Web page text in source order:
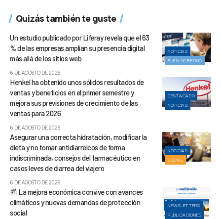
Quizás también te guste
NOTICIAS
BUEN GOBIERNO
Un estudio publicado por Liferay revela que el 63
% de las empresas amplían su presencia digital
más allá de los sitios web
6 DE AGOSTO DE 2026
DESTACADO
NOTICIAS
Henkel ha obtenido unos sólidos resultados de
ventas y beneficios en el primer semestre y
mejora sus previsiones de crecimiento de las
ventas para 2026
6 DE AGOSTO DE 2026
NOTICIAS
SOCIAL
Asegurar una correcta hidratación, modificar la
dieta y no tomar antidiarreicos de forma
indiscriminada, consejos del farmacéutico en
casos leves de diarrea del viajero
6 DE AGOSTO DE 2026
NEWSLETTERS
PUBLICACIONES
📰 La mejora económica convive con avances
climáticos y nuevas demandas de protección
social